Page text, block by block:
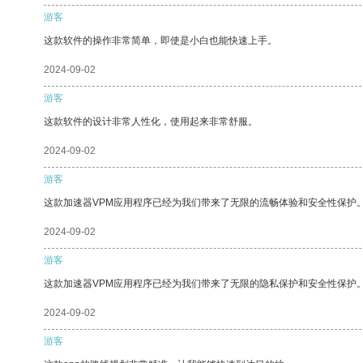
游客
这款软件的操作非常简单，即使是小白也能快速上手。
2024-09-02
游客
这款软件的设计非常人性化，使用起来非常舒服。
2024-09-02
游客
这款加速器VPM应用程序已经为我们带来了无限的流畅体验和安全性保护
2024-09-02
游客
这款加速器VPM应用程序已经为我们带来了无限的隐私保护和安全性保护
2024-09-02
游客